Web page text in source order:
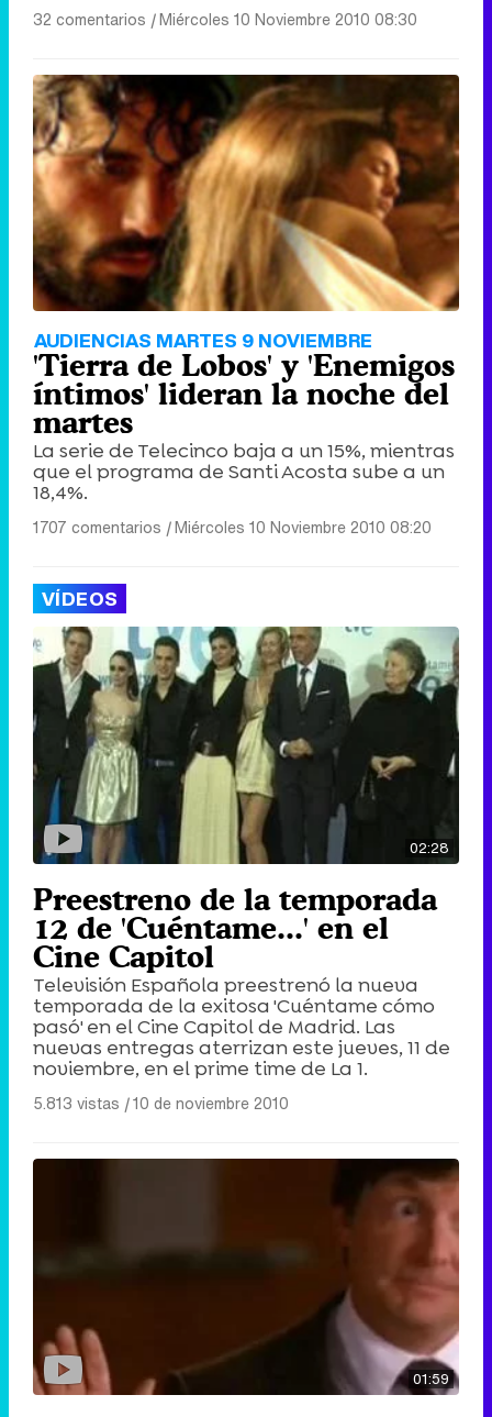
32 comentarios |Miércoles 10 Noviembre 2010 08:30
AUDIENCIAS MARTES 9 NOVIEMBRE
'Tierra de Lobos' y 'Enemigos
íntimos' lideran la noche del
martes
La serie de Telecinco baja a un 15%, mientras
que el programa de Santi Acosta sube a un
18,4%.
1707 comentarios |Miércoles 10 Noviembre 2010 08:20
VÍDEOS
02:28
Preestreno de la temporada
12 de 'Cuéntame...' en el
Cine Capitol
Televisión Española preestrenó la nueva
temporada de la exitosa 'Cuéntame cómo
pasó' en el Cine Capitol de Madrid. Las
nuevas entregas aterrizan este jueves, 11 de
noviembre, en el prime time de La 1.
5.813 vistas |10 de noviembre 2010
01:59